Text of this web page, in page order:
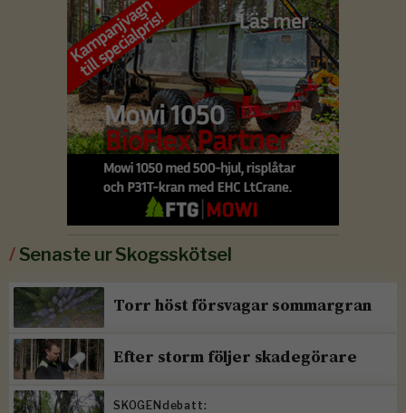
/Senaste ur Skogsskötsel
Torr höst försvagar sommargran
Efter storm följer skadegörare
SKOGENdebatt: